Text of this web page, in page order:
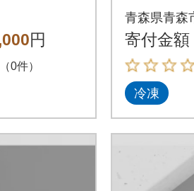
り)_A1
円
0件）
300g(化
55
青森県青森
寄付金額
冷凍